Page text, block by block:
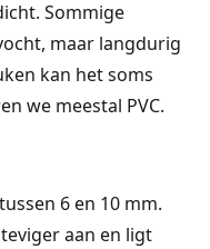
Sommige
maar langdurig
kan het soms
we meestal PVC.
6 en 10 mm.
aan en ligt